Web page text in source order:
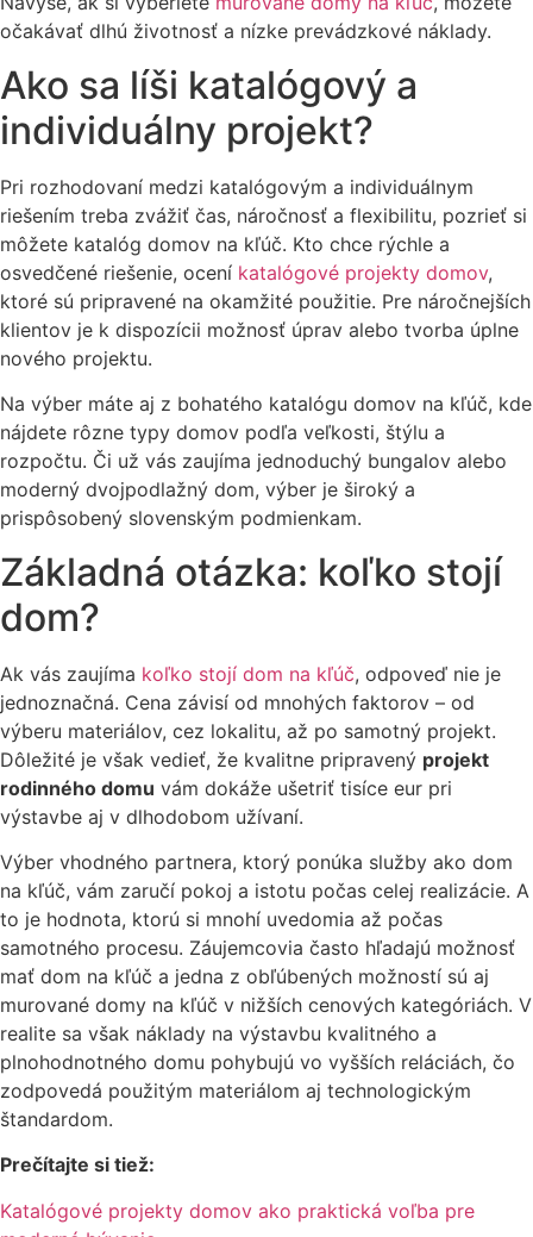
očakávať dlhú životnosť a nízke prevádzkové náklady.
Ako sa líši katalógový a
individuálny projekt?
Pri rozhodovaní medzi katalógovým a individuálnym
riešením treba zvážiť čas, náročnosť a flexibilitu, pozrieť si
môžete katalóg domov na kľúč. Kto chce rýchle a
osvedčené riešenie, ocení katalógové projekty domov,
ktoré sú pripravené na okamžité použitie. Pre náročnejších
klientov je k dispozícii možnosť úprav alebo tvorba úplne
nového projektu.
Na výber máte aj z bohatého katalógu domov na kľúč, kde
nájdete rôzne typy domov podľa veľkosti, štýlu a
rozpočtu. Či už vás zaujíma jednoduchý bungalov alebo
moderný dvojpodlažný dom, výber je široký a
prispôsobený slovenským podmienkam.
Základná otázka: koľko stojí
dom?
Ak vás zaujíma koľko stojí dom na kľúč, odpoveď nie je
jednoznačná. Cena závisí od mnohých faktorov – od
výberu materiálov, cez lokalitu, až po samotný projekt.
Dôležité je však vedieť, že kvalitne pripravený projekt
rodinného domu vám dokáže ušetriť tisíce eur pri
výstavbe aj v dlhodobom užívaní.
Výber vhodného partnera, ktorý ponúka služby ako dom
na kľúč, vám zaručí pokoj a istotu počas celej realizácie. A
to je hodnota, ktorú si mnohí uvedomia až počas
samotného procesu. Záujemcovia často hľadajú možnosť
mať dom na kľúč a jedna z obľúbených možností sú aj
murované domy na kľúč v nižších cenových kategóriách. V
realite sa však náklady na výstavbu kvalitného a
plnohodnotného domu pohybujú vo vyšších reláciách, čo
zodpovedá použitým materiálom aj technologickým
štandardom.
Prečítajte si tiež:
Katalógové projekty domov ako praktická voľba pre